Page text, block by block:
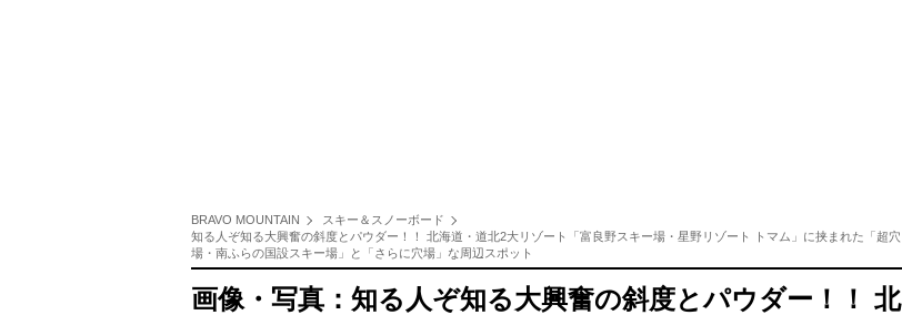
BRAVO MOUNTAIN
スキー＆スノーボード
知る人ぞ知る大興奮の斜度とパウダー！！ 北海道・道北2大リゾート「富良野スキー場・星野リゾート トマム」に挟まれた「超穴
場・南ふらの国設スキー場」と「さらに穴場」な周辺スポット
画像・写真：知る人ぞ知る大興奮の斜度とパウダー！！ 北